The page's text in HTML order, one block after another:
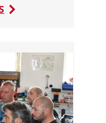
:
Betriebszugehörigkeit
–
Hans
Kronbichler